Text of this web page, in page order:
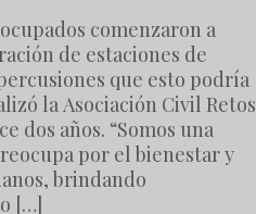
comenzaron a
de estaciones de
que esto podría
la Asociación Civil Retos
dos años. “Somos una
por el bienestar y
brindando
[…]